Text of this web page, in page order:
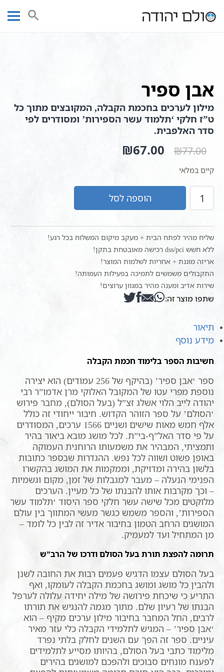
עמוד ראשי חנות ספרי קודש | חנות ספרי קבלה וחסידות אבן ספיר
אבן ספיר
מילון לערכים בחכמת הקבלה, המקובצים מתוך כל
ט”ז חלקי ‘תלמוד עשר הספירות’ ומסודרים לפי
סדר האלפבית.
₪77.00
המחיר
המקורי
₪67.00
קיים במלאי
אבן
ספיר
הוספה לסל
שליח מהיר לפתח הבית + מעקב מיקום המשלוח בכל רגע!
ללא חשש dss/pci רכישה מאובטחת בתקן!
אריזה מוגנת + אחריות לשלמות המוצר!
התקבולים משמשים לתמיכה בפעילות העמותה!
שירות אדיב ומענה מהיר במגוון ערוצים!
שתפו מוצר זה:
תיאור
מידע נוסף
חשיבות הספר בלימוד חכמת הקבלה
ספר ‘אבן ספיר’ (בהיקף של 256 עמודים) הוא יצירה
נוספת מפרי עטו של המקובל האלוקי מרן אדמו”ר רבי
יהודה לייב הלוי אשלג זצ”ל (בעל הסולם), מחבר פירוש
‘הסולם’ על ספר הזוהר הקדוש. חיבור ייחודי זה כולל
אלף חמש מאות שישים ושניים 1566 ערכים, המסודרים
על פי סדר האל”ף-בי”ת. לכל מושג מובא ביאור בהיר
ותמציתי, המבהיר את משמעותו הרוחנית העמוקה
באופן פשוט ושווה לכל נפש. ההגדרות שבספר כתובות
בלשון בהירה ומדויקת, וממקמות את המושג בהקשרו
הפנימי הנעלה – מעבר למגבלות של זמן, מקום וגשמיות
– וכך מקרבות אותו להבנתו של כל מעיין. הערכים
מלוקטים מכל שישה עשר חלקי ספר היסוד ‘תלמוד עשר
הספירות’, והספר משמש כגשר מעשי המתווך בין עולם
המושגים הרחב הטמון בחיבור אדיר זה לבין כל לומד –
מן המתחיל ועד למעמיק.
תרומה להפצת תורת בעל הסולם ודרכו של הרב”ש
בעל הסולם עצמו הדגיש פעמים רבות את החובה לשנן
ולהבין כל מושג ומושג בחכמת הקבלה לעומקו, ואף
התריע כי שיכחת פירושה של מילה יחידה עלולה לערפל
הבנתו של רעיון שלם. מתוך מגמה להנגיש את תורתו
לרבים, החל המחבר בחיבור מילון ערכים מקיף – הוא
‘אבן ספיר’ – המגיש לתלמידי הקבלה כלי עזר מאיר
עיניים. ספר זה הפך עם השנים לחלק בלתי נפרד
מלימוד כתבי בעל הסולם, בהיותו מסייע לתלמידים
לפענח מונחים סבוכים ולהפכם למושגים בהירים